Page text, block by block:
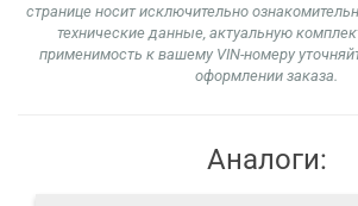
странице носит исключительно
технические данные, актуальную
применимость к вашему VIN-номеру
оформлении заказа.
Аналоги: